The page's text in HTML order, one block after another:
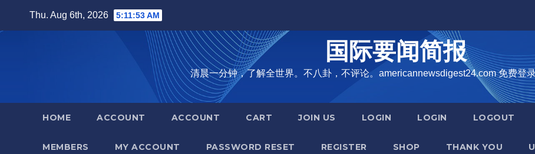
Thu. Aug 6th, 2026 5:11:54 AM
国际要闻简报
清晨一分钟，了解全世界。不八卦，不评论。americannewsdigest24.com 免费登
HOME ACCOUNT ACCOUNT CART JOIN US LOGIN LOGIN LOGOUT
MEMBERS MY ACCOUNT PASSWORD RESET REGISTER SHOP THANK YOU